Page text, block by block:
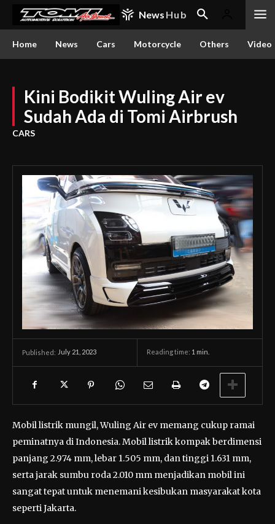
News Hub
Home News Cars Motorcycle Others Video
Kini Bodikit Wuling Air ev
Sudah Ada di Tomi Airbrush
CARS
Published: July 21, 2023 Reading time: 1 min.
Mobil listrik mungil, Wuling Air ev memang cukup ramai
peminatnya di Indonesia. Mobil listrik kompak berdimensi
panjang 2.974 mm, lebar 1.505 mm, dan tinggi 1.631 mm,
serta jarak sumbu roda 2.010 mm menjadikan mobil ini
sangat tepat untuk menemani kesibukan masyarakat kota
seperti Jakarta.